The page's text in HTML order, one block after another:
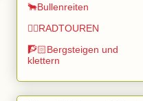
🐂Bullenreiten
🚴‍♂️RADTOUREN
🧗🏻Bergsteigen und
klettern